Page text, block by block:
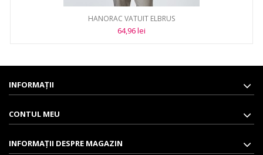
HANORAC VATUIT ELBRUS
64,96 lei
INFORMAŢII
CONTUL MEU
INFORMAȚII DESPRE MAGAZIN